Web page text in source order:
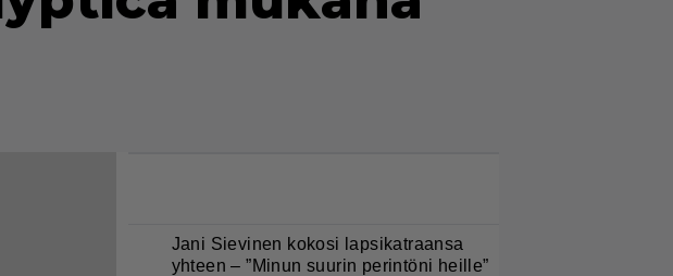
Jani Sievinen kokosi lapsikatraansa
yhteen – ”Minun suurin perintöni heille”